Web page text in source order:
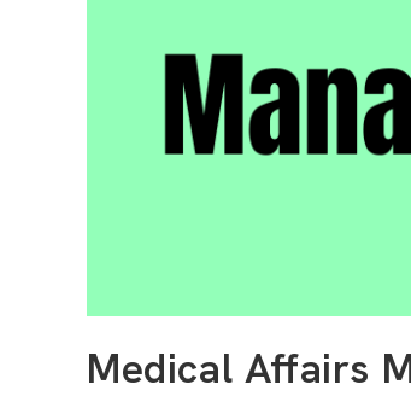
Medical Affairs